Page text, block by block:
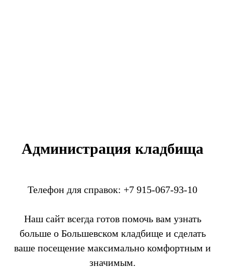
Администрация кладбища
Телефон для справок: +7 915-067-93-10
Наш сайт всегда готов помочь вам узнать
больше о Большевском кладбище и сделать
ваше посещение максимально комфортным и
значимым.